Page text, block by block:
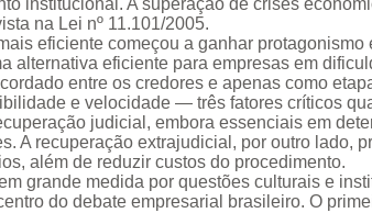
institucional. A superação de crises
na Lei nº 11.101/2005.
eficiente começou a ganhar
alternativa eficiente para empresas em
entre os credores e apenas como
e velocidade — três fatores críticos
judicial, embora essenciais em
A recuperação extrajudicial, por outro lado,
além de reduzir custos do procedimento.
grande medida por questões culturais e
do debate empresarial brasileiro. O